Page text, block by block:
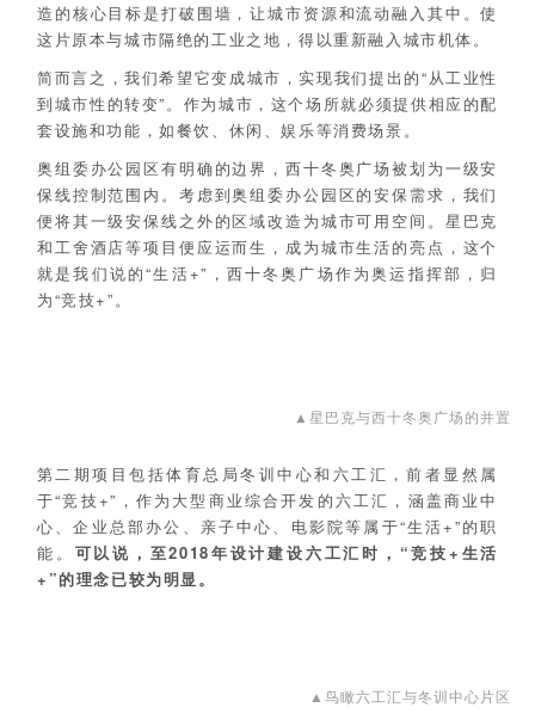
造的核心目标是打破围墙，让城市资源和流动融入其中。使
这片原本与城市隔绝的工业之地，得以重新融入城市机体。
简而言之，我们希望它变成城市，实现我们提出的“从工业性
到城市性的转变”。作为城市，这个场所就必须提供相应的配
套设施和功能，如餐饮、休闲、娱乐等消费场景。
奥组委办公园区有明确的边界，西十冬奥广场被划为一级安
保线控制范围内。考虑到奥组委办公园区的安保需求，我们
便将其一级安保线之外的区域改造为城市可用空间。星巴克
和工舍酒店等项目便应运而生，成为城市生活的亮点，这个
就是我们说的“生活+”，西十冬奥广场作为奥运指挥部，归
为“竞技+”。
▲星巴克与西十冬奥广场的并置
第二期项目包括体育总局冬训中心和六工汇，前者显然属
于“竞技+”，作为大型商业综合开发的六工汇，涵盖商业中
心、企业总部办公、亲子中心、电影院等属于“生活+”的职
能。 可以说，至2018年设计建设六工汇时，“竞技+生活
+”的理念已较为明显。
▲鸟瞰六工汇与冬训中心片区